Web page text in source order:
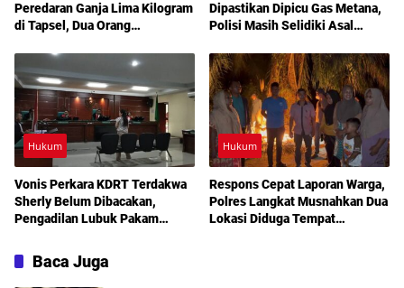
Peredaran Ganja Lima Kilogram
di Tapsel, Dua Orang
Dipastikan Dipicu Gas Metana,
Polisi Masih Selidiki Asal
Hukum
Vonis Perkara KDRT Terdakwa
Sherly Belum Dibacakan,
Pengadilan Lubuk Pakam
Akhir Juli
Hukum
Respons Cepat Laporan Warga,
Polres Langkat Musnahkan Dua
Lokasi Diduga Tempat
Baca Juga